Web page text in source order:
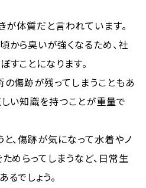
体質だと言われています。
ら臭いが強くなるため、社
ことになります。
傷跡が残ってしまうこともあ
い知識を持つことが重量で
、傷跡が気になって水着やノ
めらってしまうなど、日常生
でしょう。